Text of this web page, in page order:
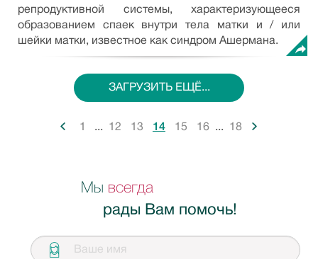
репродуктивной системы, характеризующееся
образованием спаек внутри тела матки и / или
шейки матки, известное как синдром Ашермана.
ЗАГРУЗИТЬ ЕЩЁ...
... ...
Мы всегда
рады Вам помочь!